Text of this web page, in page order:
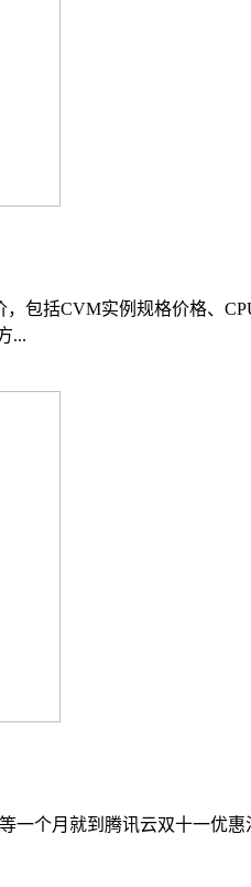
包括CVM实例规格价格、
...
一个月就到腾讯云双十一优